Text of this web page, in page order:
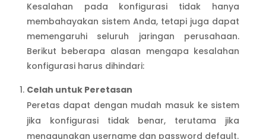
Kesalahan pada konfigurasi tidak hanya
membahayakan sistem Anda, tetapi juga dapat
memengaruhi seluruh jaringan perusahaan.
Berikut beberapa alasan mengapa kesalahan
konfigurasi harus dihindari:
Celah untuk Peretasan
Peretas dapat dengan mudah masuk ke sistem
jika konfigurasi tidak benar, terutama jika
menggunakan username dan password default.